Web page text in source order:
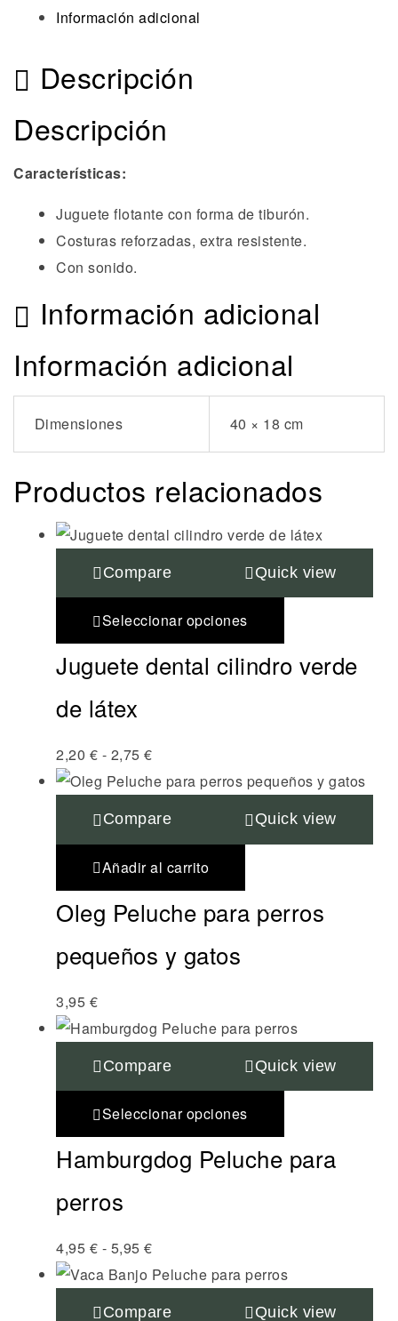
Información adicional
Descripción
Descripción
Características:
Juguete flotante con forma de tiburón.
Costuras reforzadas, extra resistente.
Con sonido.
Información adicional
Información adicional
Dimensiones 40 × 18 cm
Productos relacionados
Compare Quick view
Seleccionar opciones
Juguete dental cilindro verde
de látex
2,20 € - 2,75 €
Compare Quick view
Añadir al carrito
Oleg Peluche para perros
pequeños y gatos
3,95 €
Compare Quick view
Seleccionar opciones
Hamburgdog Peluche para
perros
4,95 € - 5,95 €
Compare Quick view